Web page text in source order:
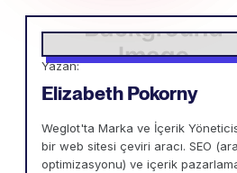
Yazan:
Elizabeth Pokorny
Weglot'ta Marka ve İçerik
bir web sitesi çeviri aracı. SEO
optimizasyonu) ve içerik